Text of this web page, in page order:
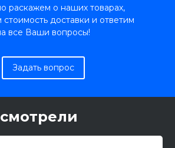
раскажем о наших товарах,
стоимость доставки и ответим
все Ваши вопросы!
Задать вопрос